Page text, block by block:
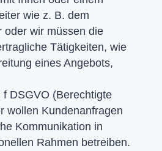
wie z. B. dem
oder wir müssen die
Tätigkeiten, wie
eines Angebots,
f DSGVO (Berechtigte
wollen Kundenanfragen
Kommunikation in
Rahmen betreiben.